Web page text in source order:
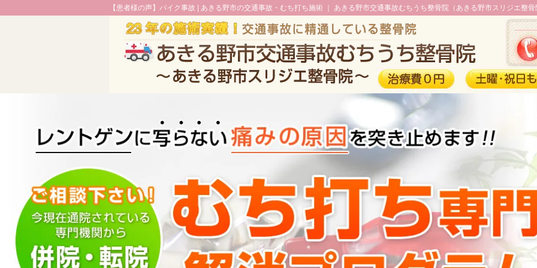
【患者様の声】バイク事故 | あきる野市の交通事故・むち打ち施術 ｜ あきる野市交通事故むちうち整骨院（あきる野市スリジエ整骨